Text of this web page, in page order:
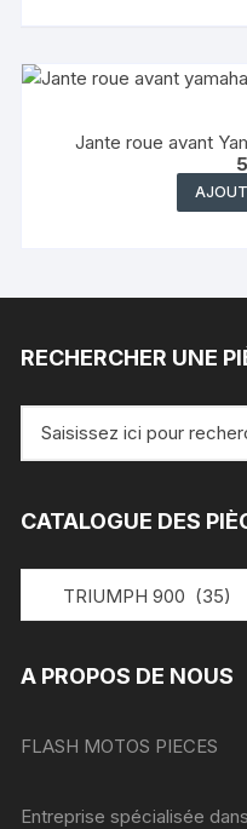
Jante roue avant
RECHERCHER UNE
pour
CATALOGUE DES
TRIUMPH 900 (35)
A PROPOS DE NOUS
FLASH MOTOS PIECES
Entreprise spécialisée